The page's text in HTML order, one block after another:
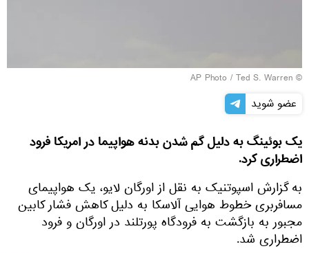
© AP Photo / Ted S. Warren
عضو شوید
یک بوئینگ به دلیل گم شدن بدنه هواپیما در امریکا فرود
اضطراری کرد.
به گزارش اسپوتنیک به نقل از اورگان لایو، یک هواپیمای
مسافربری خطوط هوایی آلاسکا به دلیل کاهش فشار کابین
مجبور به بازگشت به فرودگاه پورتلند در اورگان و فرود
اضطراری شد.